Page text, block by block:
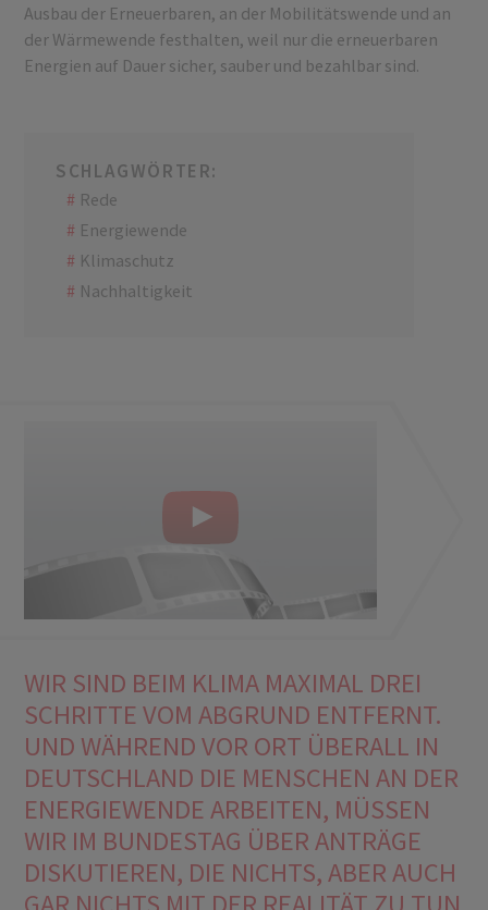
Ausbau der Erneuerbaren, an der Mobilitätswende und an
der Wärmewende festhalten, weil nur die erneuerbaren
Energien auf Dauer sicher, sauber und bezahlbar sind.
SCHLAGWÖRTER:
Rede
Energiewende
Klimaschutz
Nachhaltigkeit
WIR SIND BEIM KLIMA MAXIMAL DREI
SCHRITTE VOM ABGRUND ENTFERNT.
UND WÄHREND VOR ORT ÜBERALL IN
DEUTSCHLAND DIE MENSCHEN AN DER
ENERGIEWENDE ARBEITEN, MÜSSEN
WIR IM BUNDESTAG ÜBER ANTRÄGE
DISKUTIEREN, DIE NICHTS, ABER AUCH